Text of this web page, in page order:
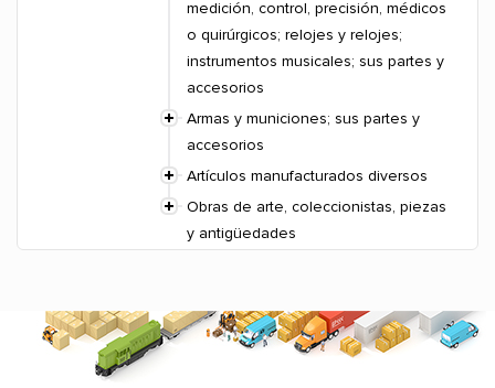
medición, control, precisión, médicos
o quirúrgicos; relojes y relojes;
instrumentos musicales; sus partes y
accesorios
Armas y municiones; sus partes y
accesorios
Artículos manufacturados diversos
Obras de arte, coleccionistas, piezas
y antigüedades